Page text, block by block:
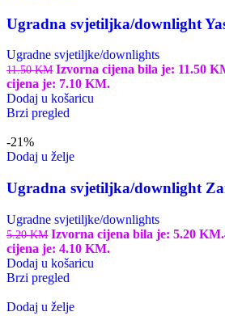
Ugradna svjetiljka/downlight
Ugradne svjetiljke/downlights
11.50KM Izvorna cijena bila je: 11.50
cijena je: 7.10 KM.
Dodaj u košaricu
Brzi pregled
-21%
Dodaj u želje
Ugradna svjetiljka/downlight
Ugradne svjetiljke/downlights
5.20KM Izvorna cijena bila je: 5.20 KM.
cijena je: 4.10 KM.
Dodaj u košaricu
Brzi pregled
Dodaj u želje